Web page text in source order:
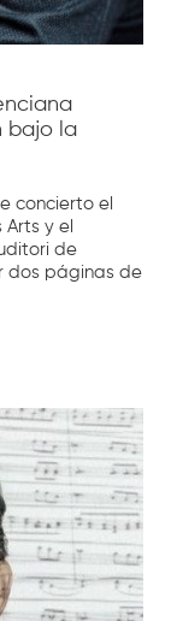
bajo la
concierto el
y el
de
dos páginas de